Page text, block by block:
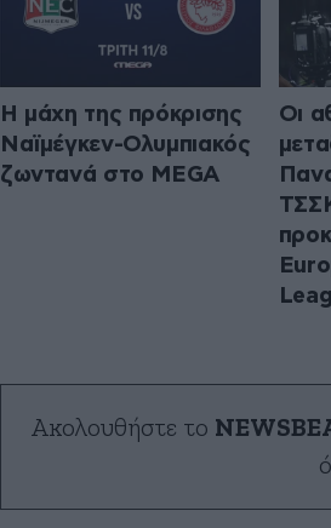
Η μάχη της πρόκρισης
Ναϊμέγκεν-Ολυμπιακός
ζωντανά στο MEGA
Οι
Ακολουθήστε το